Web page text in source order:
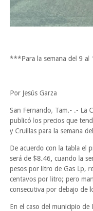
***Para la semana del 9
Por Jesús Garza
San Fernando, Tam.- .- La
publicó los precios que
y Cruillas para la semana
De acuerdo con la tabla el
será de $8.46, cuando la
pesos por litro de Gas Lp,
centavos por litro; pero
consecutiva por debajo de
En el caso del municipio